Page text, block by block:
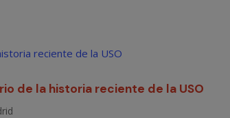
de la historia reciente de la USO